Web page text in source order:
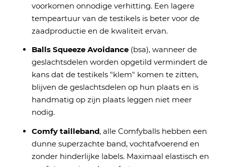
voorkomen onnodige verhitting. Een lagere
tempeartuur van de testikels is beter voor de
zaadproductie en de kwaliteit ervan.
Balls Squeeze Avoidance(bsa), wanneer de
geslachtsdelen worden opgetild vermindert de
kans dat de testikels "klem" komen te zitten,
blijven de geslachtsdelen op hun plaats en is
handmatig op zijn plaats leggen niet meer
nodig.
Comfy tailleband, alle Comfyballs hebben een
dunne superzachte band, vochtafvoerend en
zonder hinderlijke labels. Maximaal elastisch en